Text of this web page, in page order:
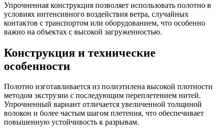
Упрочненная конструкция позволяет использовать полотно в
условиях интенсивного воздействия ветра, случайных
контактов с транспортом или оборудованием, что особенно
важно на объектах с высокой загруженностью.
Конструкция и технические
особенности
Полотно изготавливается из полиэтилена высокой плотности
методом экструзии с последующим переплетением нитей.
Упрочненный вариант отличается увеличенной толщиной
волокон и более частым шагом плетения, что обеспечивает
повышенную устойчивость к разрывам.